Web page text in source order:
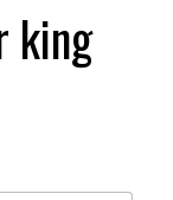
king